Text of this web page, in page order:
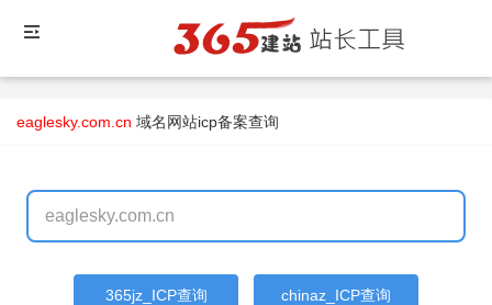
eaglesky.com.cn 域名网站icp备案查询
365jz_ICP查询 chinaz_ICP查询